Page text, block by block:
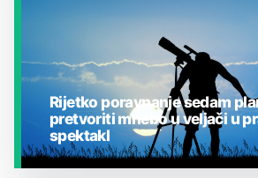
Rijetko poravnanje sedam
pretvoriti mnebo u veljači u
spektakl